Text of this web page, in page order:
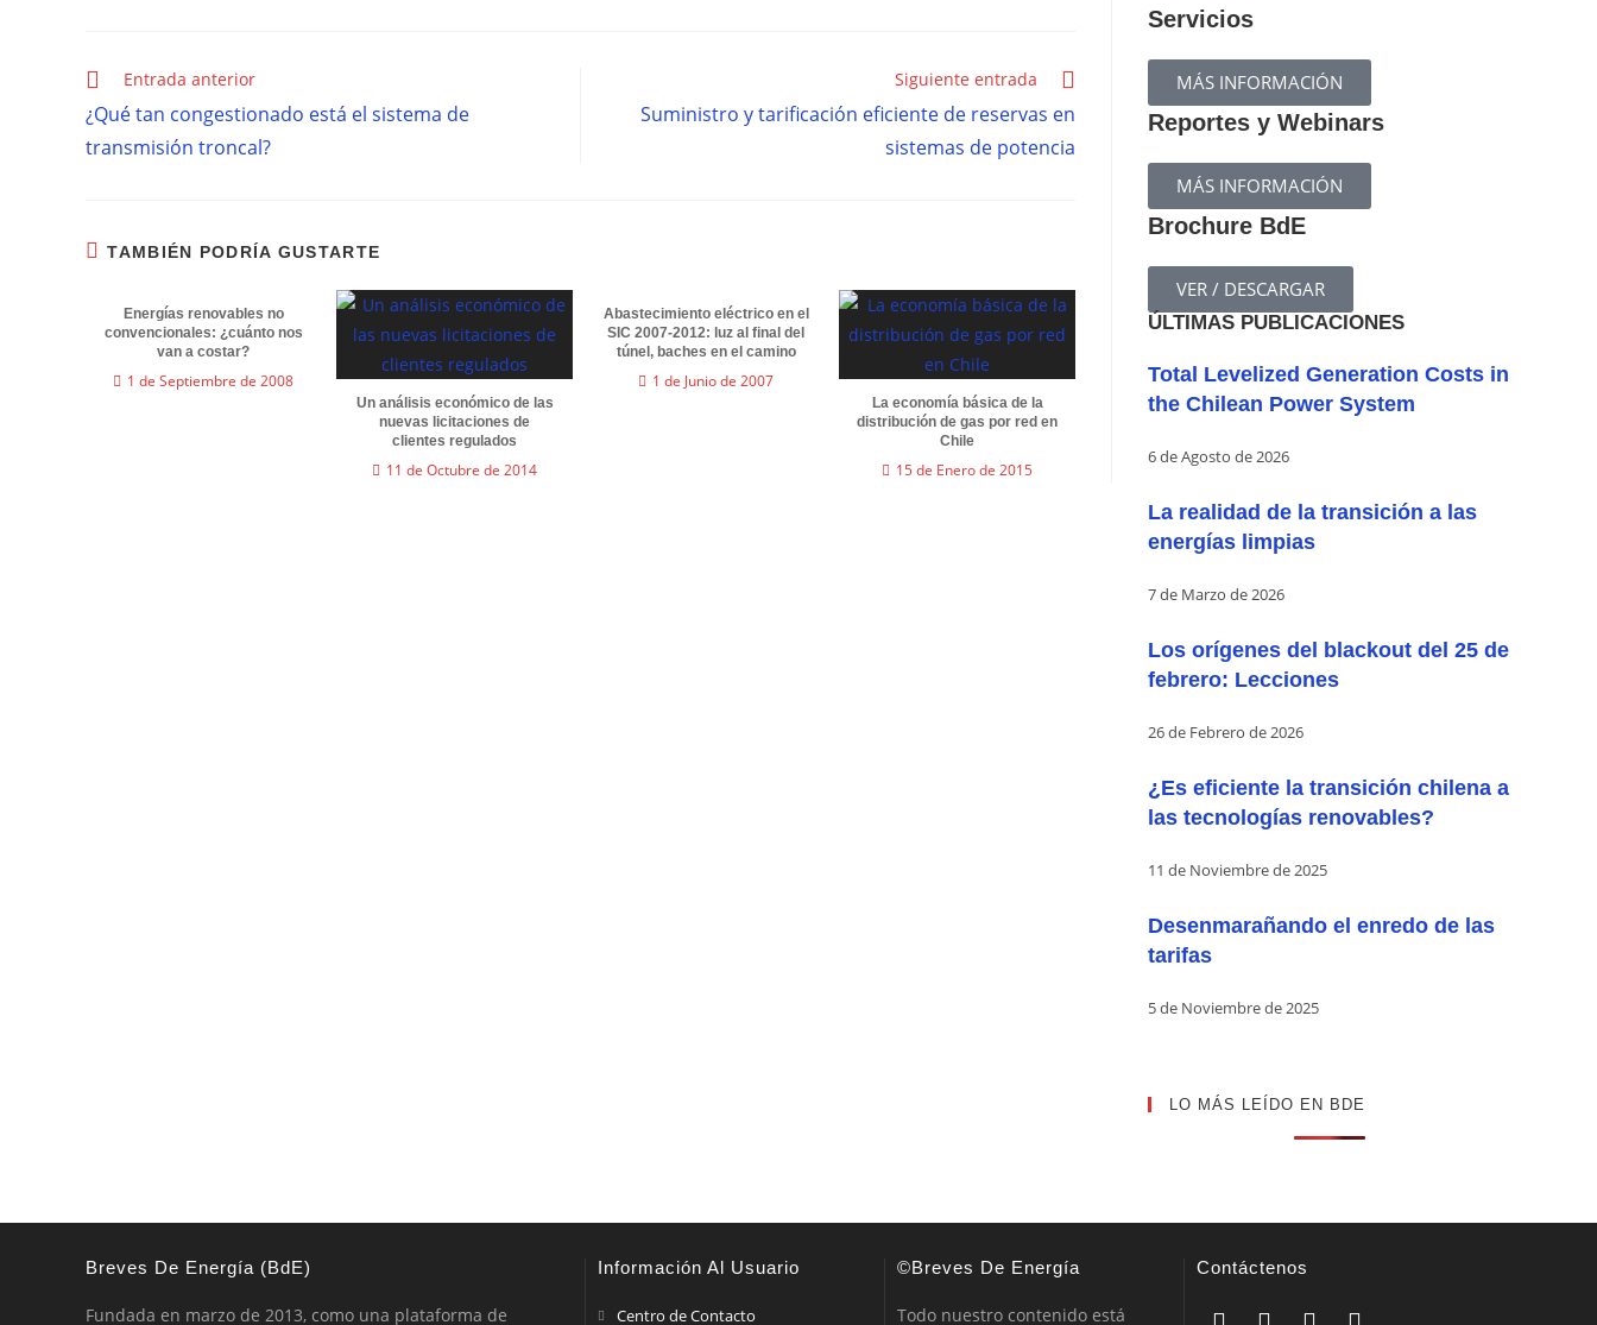
Entrada anterior
¿Qué tan congestionado está el sistema de
transmisión troncal?
Siguiente entrada
Suministro y tarificación eficiente de reservas en
sistemas de potencia
TAMBIÉN PODRÍA GUSTARTE
Energías renovables no
convencionales: ¿cuánto nos
van a costar?
1 de Septiembre de 2008
Un análisis económico de las
nuevas licitaciones de
clientes regulados
11 de Octubre de 2014
Abastecimiento eléctrico en el
SIC 2007-2012: luz al final del
túnel, baches en el camino
1 de Junio de 2007
La economía básica de la
distribución de gas por red en
Chile
15 de Enero de 2015
Servicios
MÁS INFORMACIÓN
Reportes y Webinars
MÁS INFORMACIÓN
Brochure BdE
VER / DESCARGAR
ÚLTIMAS PUBLICACIONES
Total Levelized Generation Costs in
the Chilean Power System
6 de Agosto de 2026
La realidad de la transición a las
energías limpias
7 de Marzo de 2026
Los orígenes del blackout del 25 de
febrero: Lecciones
26 de Febrero de 2026
¿Es eficiente la transición chilena a
las tecnologías renovables?
11 de Noviembre de 2025
Desenmarañando el enredo de las
tarifas
5 de Noviembre de 2025
LO MÁS LEÍDO EN BDE
Breves De Energía (BdE)
Fundada en marzo de 2013, como una plataforma de
Información Al Usuario
Centro de Contacto
©Breves De Energía
Todo nuestro contenido está
Contáctenos